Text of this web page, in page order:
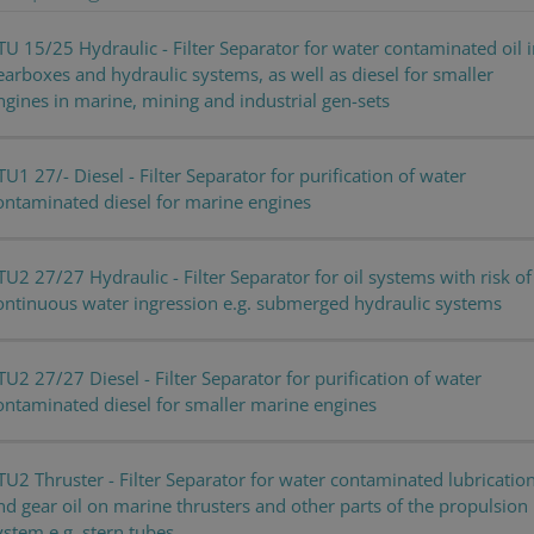
15/25 Hydraulic - Filter Separator for water contaminated oil
and hydraulic systems, as well as diesel for smaller
in marine, mining and industrial gen-sets
27/- Diesel - Filter Separator for purification of water
diesel for marine engines
27/27 Hydraulic - Filter Separator for oil systems with risk of
water ingression e.g. submerged hydraulic systems
27/27 Diesel - Filter Separator for purification of water
diesel for smaller marine engines
Thruster - Filter Separator for water contaminated lubrication
gear oil on marine thrusters and other parts of the propulsion
1 month
This cookie is used by Cookie-Script.com service to
consent preferences. It is necessary for Cookie-
Storage type
Local storage
Expiration Description
page request in a site and used to calculate visitor, session and
analytics reports.
Expiration Description
3 months
Used by Meta to deliver a series of advertisement products such as
3 months
Used by Google AdSense for experimenting with advertisement
using their services